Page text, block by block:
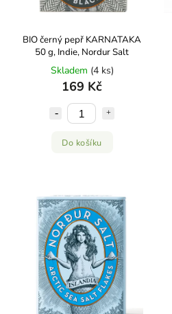
BIO černý pepř KARNATAKA
50 g, Indie, Nordur Salt
Skladem (4 ks)
169 Kč
Do košíku